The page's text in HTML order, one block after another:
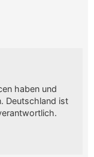
haben und
Deutschland ist